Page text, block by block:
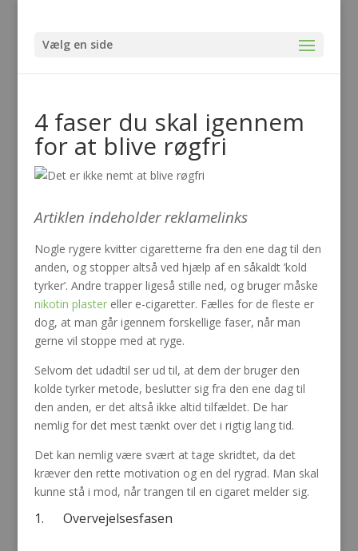
Vælg en side
4 faser du skal igennem
for at blive røgfri
Artiklen indeholder reklamelinks
Nogle rygere kvitter cigaretterne fra den ene dag til den
anden, og stopper altså ved hjælp af en såkaldt ’kold
tyrker’. Andre trapper ligeså stille ned, og bruger måske
nikotin plastereller e-cigaretter. Fælles for de fleste er
dog, at man går igennem forskellige faser, når man
gerne vil stoppe med at ryge.
Selvom det udadtil ser ud til, at dem der bruger den
kolde tyrker metode, beslutter sig fra den ene dag til
den anden, er det altså ikke altid tilfældet. De har
nemlig for det mest tænkt over det i rigtig lang tid.
Det kan nemlig være svært at tage skridtet, da det
kræver den rette motivation og en del rygrad. Man skal
kunne stå i mod, når trangen til en cigaret melder sig.
1. Overvejelsesfasen